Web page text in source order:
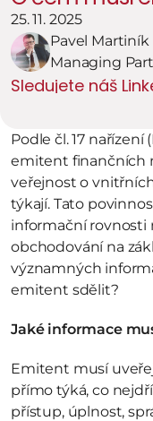
Sledujete náš
25. 11. 2025
Pavel Martiník
Managing
Podle čl. 17 nařízení
emitent finančních
veřejnost o
týkají. Tato
informační rovnosti
obchodování na
významných
emitent sdělit?
Jaké informace
Emitent musí
přímo týká, co
přístup, úplnost,